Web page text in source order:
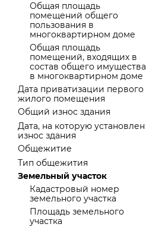
Общая площадь
помещений общего
пользования в
многоквартирном доме
Общая площадь
помещений, входящих в
состав общего имущества
в многоквартирном доме
Дата приватизации первого
жилого помещения
Общий износ здания
Дата, на которую установлен
износ здания
Общежитие
Тип общежития
Земельный участок
Кадастровый номер
земельного участка
Площадь земельного
участка